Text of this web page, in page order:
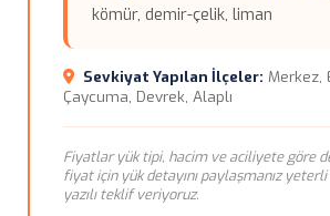
kömür, demir-çelik, liman
Sevkiyat Yapılan İlçeler: Merkez,
Çaycuma, Devrek, Alaplı
Fiyatlar yük tipi, hacim ve aciliyete göre
fiyat için yük detayını paylaşmanız
yazılı teklif veriyoruz.